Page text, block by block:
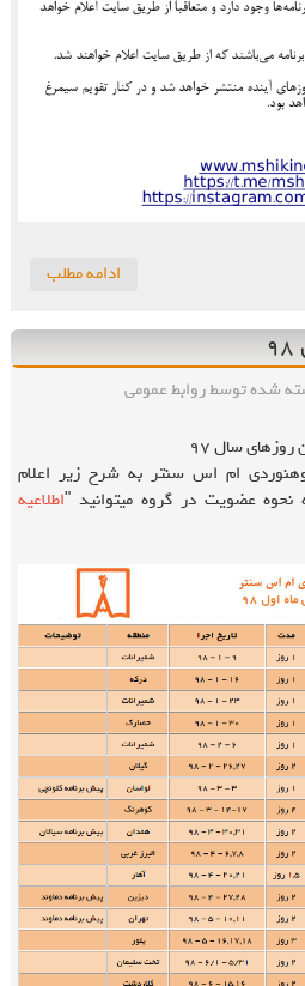
ادامه مطلب
شده توسط روابط عمومی
سال ۹۷
گروه کوهنوردی ام اس سنتر به شرح زیر اعلام
عضویت در گروه میتوانید "اطلاعیه